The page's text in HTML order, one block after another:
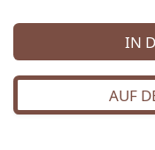
IN
AUF